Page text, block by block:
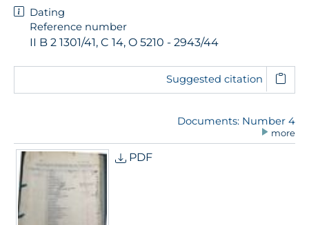
Dating
Reference number
II B 2 1301/41, C 14, O 5210 - 2943/44
Suggested citation
Documents: Number 4
more
PDF